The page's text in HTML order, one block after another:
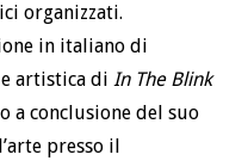
organizzati.
in italiano di
e artistica diIn The Blink
a conclusione del suo
presso il